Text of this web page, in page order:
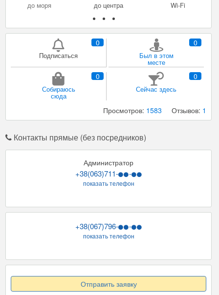
Парковка Мангал/ барбекю
0
Подписаться
0
Был в этом
месте
0
Собираюсь
сюда
0
Сейчас здесь
Отзывов: 1
Просмотров: 1583
Контакты прямые (без посредников)
Администратор
+38(063)711- -
показать телефон
+38(067)796- -
показать телефон
Отправить заявку